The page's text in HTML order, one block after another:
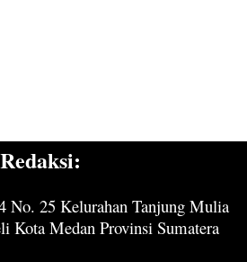
No. 25 Kelurahan Tanjung Mulia
Kota Medan Provinsi Sumatera